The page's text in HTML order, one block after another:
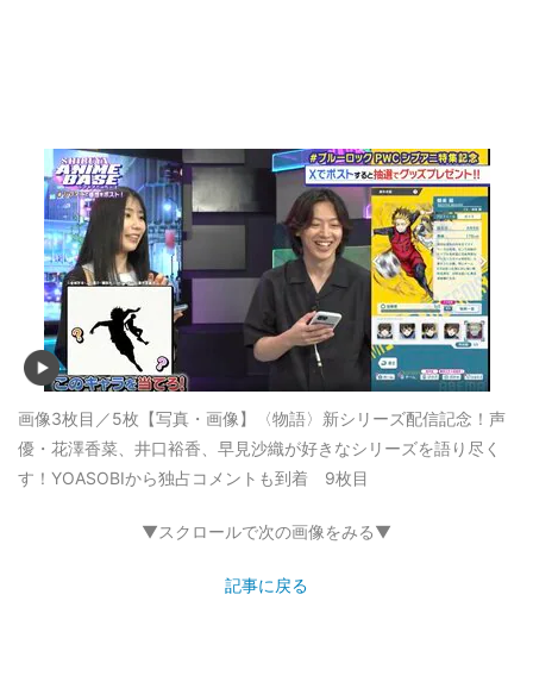
画像3枚目／5枚 【写真・画像】〈物語〉新シリーズ配信記念！声
優・花澤香菜、井口裕香、早見沙織が好きなシリーズを語り尽く
す！YOASOBIから独占コメントも到着 9枚目
▼スクロールで次の画像をみる▼
記事に戻る